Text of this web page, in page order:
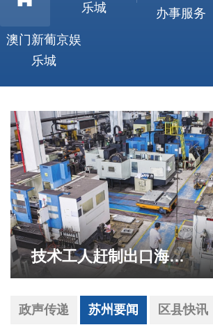
乐城
办事服务
澳门新葡京娱
乐城
技术工人赶制出口海外精密模具
政声传递 苏州要闻 区县快讯